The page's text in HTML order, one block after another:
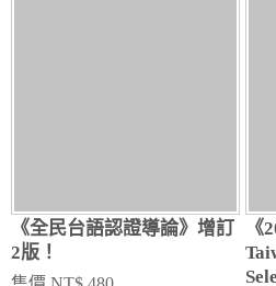
《全民台語認證導論》增訂
2版！
《